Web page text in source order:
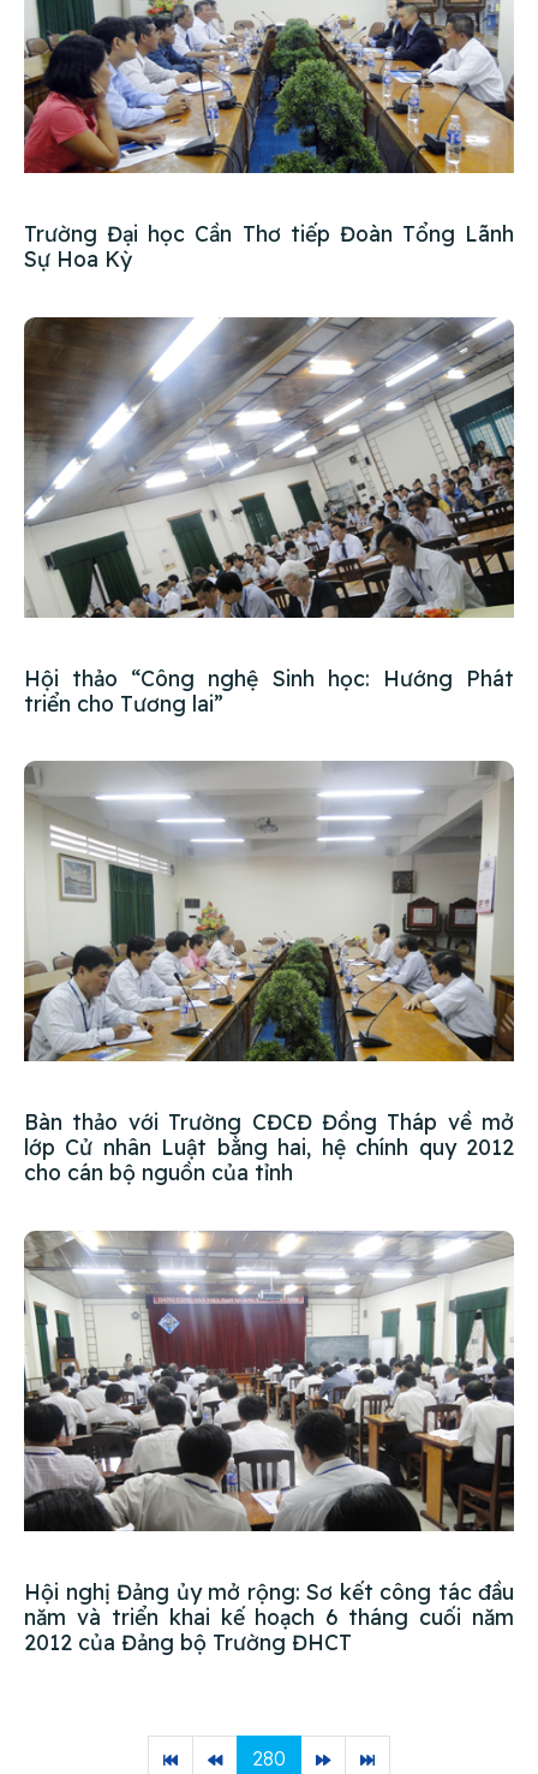
Trường Đại học Cần Thơ tiếp Đoàn Tổng Lãnh
Sự Hoa Kỳ
Hội thảo “Công nghệ Sinh học: Hướng Phát
triển cho Tương lai”
Bàn thảo với Trường CĐCĐ Đồng Tháp về mở
lớp Cử nhân Luật bằng hai, hệ chính quy 2012
cho cán bộ nguồn của tỉnh
Hội nghị Đảng ủy mở rộng: Sơ kết công tác đầu
năm và triển khai kế hoạch 6 tháng cuối năm
2012 của Đảng bộ Trường ĐHCT
280